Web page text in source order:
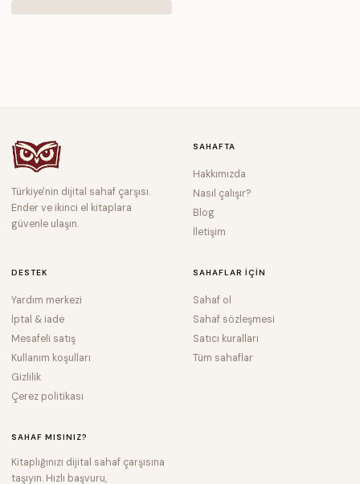
Türkiye'nin dijital sahaf çarşısı.
Ender ve ikinci el kitaplara
güvenle ulaşın.
SAHAFTA
Hakkımızda
Nasıl çalışır?
Blog
İletişim
DESTEK
Yardım merkezi
İptal & iade
Mesafeli satış
Kullanım koşulları
Gizlilik
Çerez politikası
SAHAFLAR IÇIN
Sahaf ol
Sahaf sözleşmesi
Satıcı kuralları
Tüm sahaflar
SAHAF MISINIZ?
Kitaplığınızı dijital sahaf çarşısına
taşıyın. Hızlı başvuru,